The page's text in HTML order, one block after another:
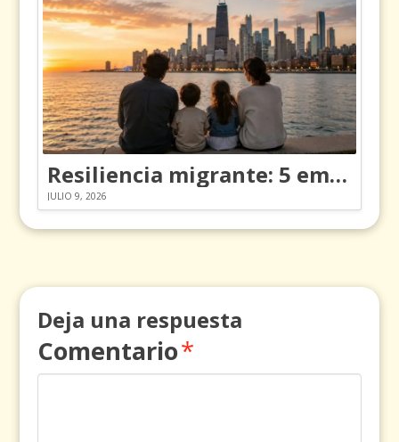
Resiliencia migrante: 5 emociones y cómo gestionarlas
JULIO 9, 2026
Deja una respuesta
Comentario*